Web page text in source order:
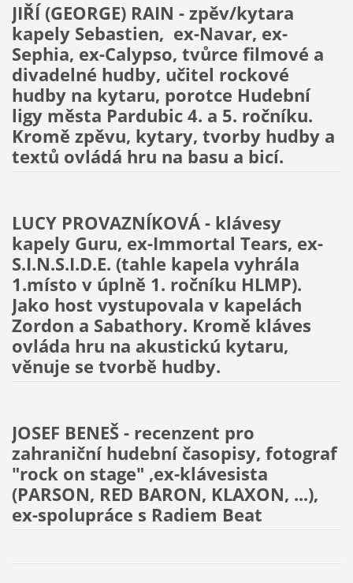
JIŘÍ (GEORGE) RAIN - zpěv/kytara
kapely Sebastien, ex-Navar, ex-
Sephia, ex-Calypso, tvůrce filmové a
divadelné hudby, učitel rockové
hudby na kytaru, porotce Hudební
ligy města Pardubic 4. a 5. ročníku.
Kromě zpěvu, kytary, tvorby hudby a
textů ovládá hru na basu a bicí.
LUCY PROVAZNÍKOVÁ - klávesy
kapely Guru, ex-Immortal Tears, ex-
S.I.N.S.I.D.E. (tahle kapela vyhrála
1.místo v úplně 1. ročníku HLMP).
Jako host vystupovala v kapelách
Zordon a Sabathory. Kromě kláves
ovláda hru na akustickú kytaru,
věnuje se tvorbě hudby.
JOSEF BENEŠ - recenzent pro
zahraniční hudební časopisy, fotograf
"rock on stage" ,ex-klávesista
(PARSON, RED BARON, KLAXON, ...),
ex-spolupráce s Radiem Beat